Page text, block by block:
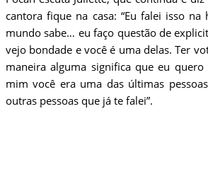
cantora fique na casa: “Eu falei isso
mundo sabe… eu faço questão de
vejo bondade e você é uma delas. Ter
maneira alguma significa que eu
mim você era uma das últimas
outras pessoas que já te falei”.